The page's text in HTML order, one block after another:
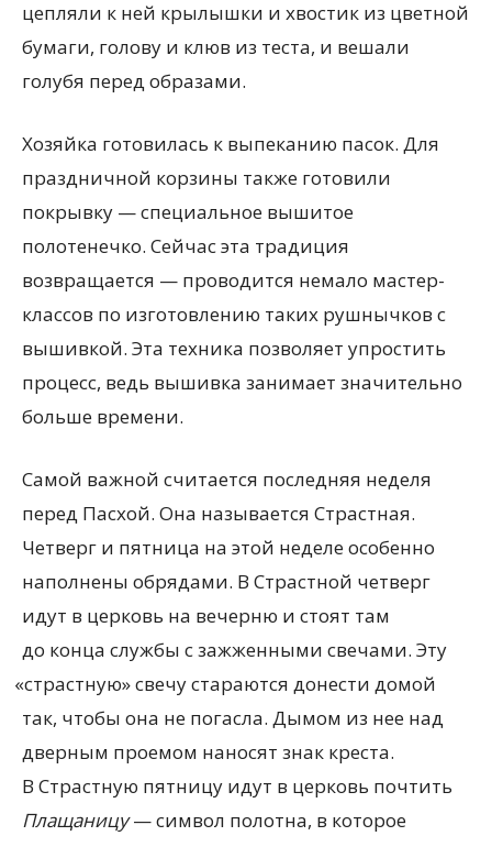
цепляли к ней крылышки и хвостик из цветной
бумаги, голову и клюв из теста, и вешали
голубя перед образами.
Хозяйка готовилась к выпеканию пасок. Для
праздничной корзины также готовили
покрывку — специальное вышитое
полотенечко. Сейчас эта традиция
возвращается — проводится немало мастер-
классов по изготовлению таких рушнычков с
вышивкой. Эта техника позволяет упростить
процесс, ведь вышивка занимает значительно
больше времени.
Самой важной считается последняя неделя
перед Пасхой. Она называется Страстная.
Четверг и пятница на этой неделе особенно
наполнены обрядами. В Страстной четверг
идут в церковь на вечерню и стоят там
до конца службы с зажженными свечами. Эту
«страстную» свечу стараются донести домой
так, чтобы она не погасла. Дымом из нее над
дверным проемом наносят знак креста.
В Страстную пятницу идут в церковь почтить
Плащаницу— символ полотна, в которое